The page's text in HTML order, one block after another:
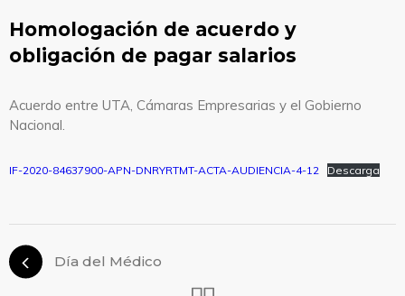
Homologación de acuerdo y
obligación de pagar salarios
Acuerdo entre UTA, Cámaras Empresarias y el Gobierno
Nacional.
IF-2020-84637900-APN-DNRYRTMT-ACTA-AUDIENCIA-4-12 Descarga
Día del Médico